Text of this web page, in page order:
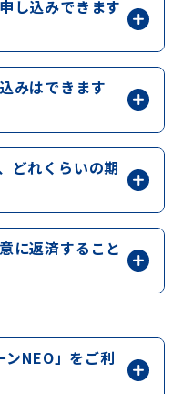
し込みできます
みはできます
どれくらいの期
に返済すること
ンNEO」をご利